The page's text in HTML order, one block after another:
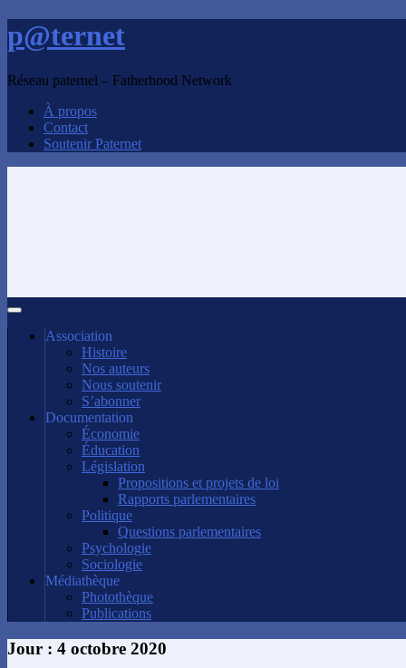
p@ternet
Réseau paternel – Fatherhood Network
À propos
Contact
Soutenir Paternet
Association
Histoire
Nos auteurs
Nous soutenir
S’abonner
Documentation
Économie
Éducation
Législation
Propositions et projets de loi
Rapports parlementaires
Politique
Questions parlementaires
Psychologie
Sociologie
Médiathèque
Photothèque
Publications
Jour : 4 octobre 2020